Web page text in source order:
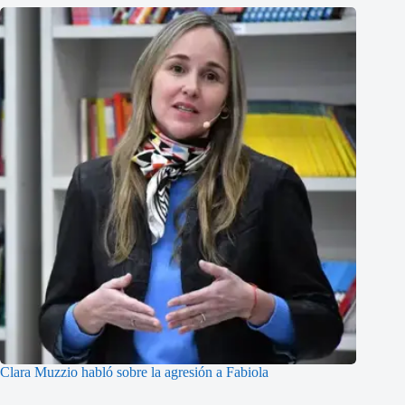
Clara Muzzio habló sobre la agresión a Fabiola